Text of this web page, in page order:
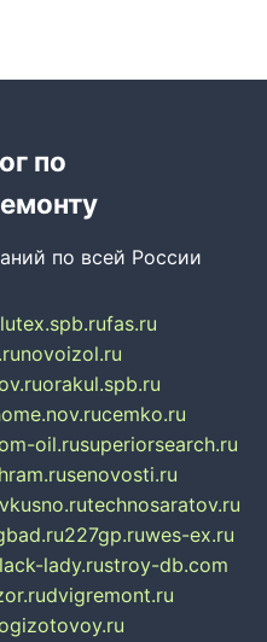
по
по всей России
fas.ru
novoizol.ru
orakul.spb.ru
cemko.ru
oil.rusuperiorsearch.ru
senovosti.ru
technosaratov.ru
227gp.ruwes-ex.ru
lady.rustroy-db.com
dvigremont.ru